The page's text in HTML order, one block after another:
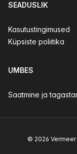
SEADUSLIK
Kasutustingimused
Küpsiste poliitika
UMBES
Saatmine ja
© 2026